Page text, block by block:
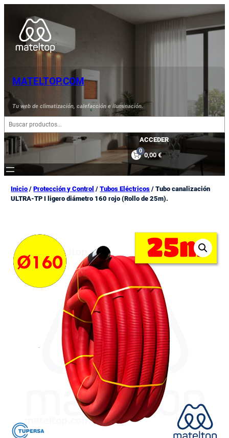
contenido
MATELTOP.COM
Tu web de climatización, calefacción e iluminación.
s
a
ACCEDER
0 0,00 €
Inicio /Protección y Control /Tubos Eléctricos / Tubo canalización
ULTRA-TP I ligero diámetro 160 rojo (Rollo de 25m).